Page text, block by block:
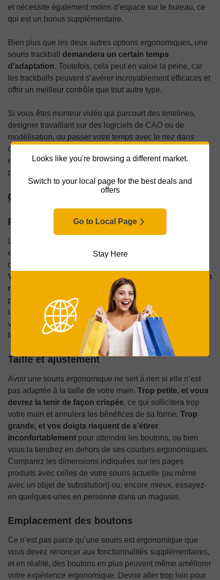
Looks like you're browsing a different market.
Switch to your local page for the best deals and
offers
Go to Local Page
Stay Here
et nécessite également moins d’espace sur le bureau, ce
qui est un bonus supplémentaire.
Bien plus que les deux autres options ergonomiques, une
souris trackball demandera un certain temps
d’adaptation. Toutefois, cela peut en valoir la peine, car
les trackballs peuvent s’avérer incroyablement efficaces et
offrir un meilleur contrôle que tout autre type.
Si vous êtes monteur vidéo qui parcourt des timelines,
designer travaillant sur des logiciels de CAO ou de
modélisation, ou passer votre temps avec le nez dans
d’énormes feuilles de calcul, une souris trackball
ergonomique pourrait non seulement rendre votre journée
plus confortable, mais aussi plus efficace.
Caractéristiques clés
Forme et inclinaison
ergonomique sera toujours sa forme, car c’est elle qui
donne le la et influence toutes les autres fonctionnalités.
Vous voudrez une souris qui corresponde à la position
naturelle et aux particularités de votre main
probablement une souris avec une inclinaison douce ou
une orientation complètement verticale. Elle doit guider
votre poignet vers une position neutre plutôt que de le
forcer à rester à plat.
Taille et ajustement
Avoir une souris ergonomique ne sert à rien si elle n’est
pas adaptée à la taille de votre main. Trop petite, et vous
devrez la tenir de façon crispée, ce qui sollicitera trop
votre main et annulera les bénéfices de sa forme. Trop
grande, et vos doigts risquent de s’étirer
inconfortablement pour atteindre les boutons, ou bien
vous la tiendrez en dehors de ses courbes ergonomiques.
Comparez les dimensions indiquées sur les pages
produits avec celles de votre souris actuelle (ou même
avec un objet de substitution) ou, encore mieux, essayez-
en quelques-unes en personne dans un magasin.
Emplacement des boutons
Ce n’est pas parce qu’une souris est ergonomique que
vous devez renoncer aux fonctionnalités supplémentaires,
et en réalité, des boutons en plus peuvent même améliorer
votre expérience ergonomique. Devoir aller trop loin pour